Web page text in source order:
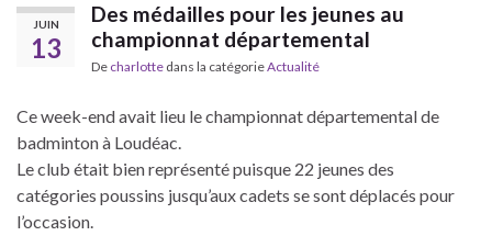
JUIN
13
Des médailles pour les jeunes au
championnat départemental
De charlotte dans la catégorieActualité
Ce week-end avait lieu le championnat départemental de
badminton à Loudéac.
Le club était bien représenté puisque 22 jeunes des
catégories poussins jusqu’aux cadets se sont déplacés pour
l’occasion.